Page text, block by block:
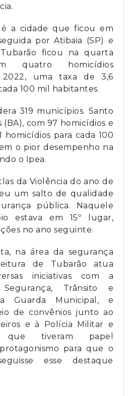
a cidade que ficou em
por Atibaia (SP) e
ficou na quarta
quatro homicídios
2022, uma taxa de 3,6
100 mil habitantes.
319 municípios. Santo
(BA), com 97 homicídios e
homicídios para cada 100
o pior desempenho na
o Ipea.
da Violência do ano de
um salto de qualidade
pública. Naquele
estava em 15º lugar,
no ano seguinte.
na área da segurança
de Tubarão atua
iniciativas com a
Trânsito e
Guarda Municipal, e
de convênios junto ao
e à Polícia Militar e
que tiveram papel
para que o
esse destaque